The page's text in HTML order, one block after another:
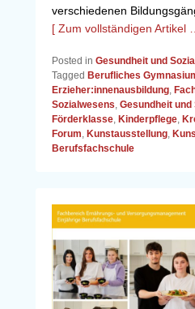
verschiedenen
[ Zum vollständigen Artikel
Posted in Gesundheit und
Tagged Berufliches
Erzieher:innenausbildung
Sozialwesens Gesundheit und
Förderklasse Kinderpflege
Forum Kunstausstellung
Berufsfachschule